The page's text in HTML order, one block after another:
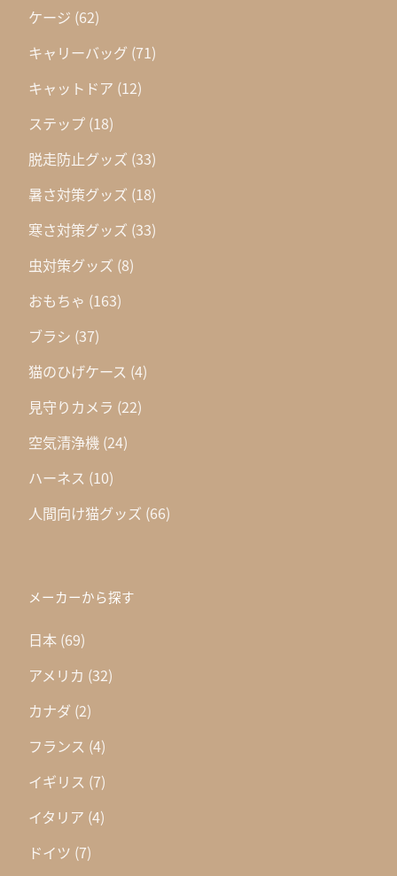
ケージ (62)
キャリーバッグ (71)
キャットドア (12)
ステップ (18)
脱走防止グッズ (33)
暑さ対策グッズ (18)
寒さ対策グッズ (33)
虫対策グッズ (8)
おもちゃ (163)
ブラシ (37)
猫のひげケース (4)
見守りカメラ (22)
空気清浄機 (24)
ハーネス (10)
人間向け猫グッズ (66)
メーカーから探す
日本 (69)
アメリカ (32)
カナダ (2)
フランス (4)
イギリス (7)
イタリア (4)
ドイツ (7)